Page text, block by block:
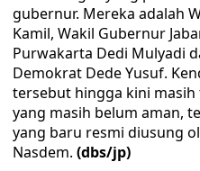
gubernur. Mereka adalah
Kamil, Wakil Gubernur
Purwakarta Dedi Mulyadi
Demokrat Dede Yusuf.
tersebut hingga kini masih
yang masih belum aman,
yang baru resmi diusung
Nasdem. (dbs/jp)